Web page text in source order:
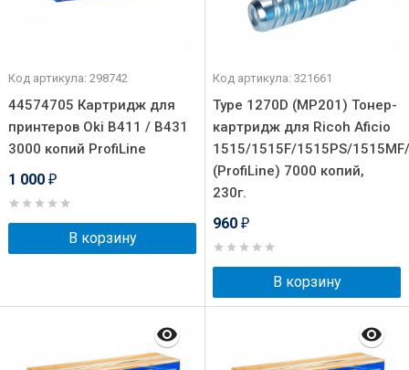
Код артикула: 298742
44574705 Картридж для
принтеров Oki B411 / B431
3000 копий ProfiLine
1 000 ₽
В корзину
Код артикула: 321661
Type 1270D (MP201) Тонер-
картридж для Ricoh Aficio
1515/1515F/1515PS/
(ProfiLine) 7000 копий,
230г.
960 ₽
В корзину